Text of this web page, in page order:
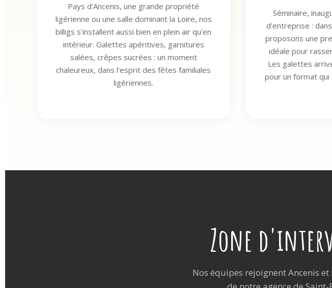
Pays d'Ancenis, une grande propriété
ligérienne ou une salle dominant la Loire, nos
billigs s'installent aussi bien en plein air qu'en
intérieur. Galettes apéritives, garnitures
salées, crêpes sucrées : un moment
chaleureux, dans l'esprit des fêtes familiales
ligériennes.
Séminaire,
d'entreprise :
proposons une
idéale pour
Les galettes
pour un format qui
Zone
Nos équipes rejoignent Ancenis